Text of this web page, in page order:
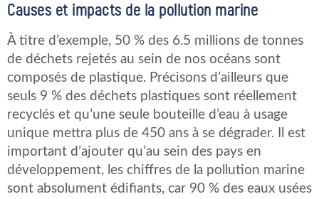
Causes et impacts de la pollution marine
À titre d’exemple, 50 % des 6.5 millions de tonnes
de déchets rejetés au sein de nos océans sont
composés de plastique. Précisons d’ailleurs que
seuls 9 % des déchets plastiques sont réellement
recyclés et qu’une seule bouteille d’eau à usage
unique mettra plus de 450 ans à se dégrader. Il est
important d’ajouter qu’au sein des pays en
développement, les chiffres de la pollution marine
sont absolument édifiants, car 90 % des eaux usées